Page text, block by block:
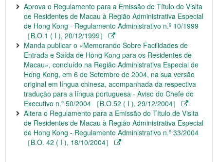
Aprova o Regulamento para a Emissão do Título de Visita
de Residentes de Macau à Região Administrativa Especial
de Hong Kong - Regulamento Administrativo n.º 10/1999
［B.O.1 ( I ), 20/12/1999］
Manda publicar o «Memorando Sobre Facilidades de
Entrada e Saída de Hong Kong para os Residentes de
Macau», concluído na Região Administrativa Especial de
Hong Kong, em 6 de Setembro de 2004, na sua versão
original em língua chinesa, acompanhada da respectiva
tradução para a língua portuguesa - Aviso do Chefe do
Executivo n.º 50/2004 ［B.O.52 ( I ), 29/12/2004］
Altera o Regulamento para a Emissão do Título de Visita
de Residentes de Macau à Região Administrativa Especial
de Hong Kong - Regulamento Administrativo n.º 33/2004
［B.O. 42 ( I ), 18/10/2004］